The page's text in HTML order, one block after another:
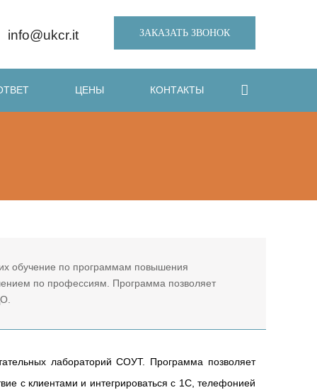
info@ukcr.it ЗАКАЗАТЬ ЗВОНОК
ЦЕНЫ КОНТАКТЫ
обучение по программам повышения
по профессиям. Программа позволяет
лабораторий СОУТ. Программа позволяет
с клиентами и интегрироваться с 1С, телефонией